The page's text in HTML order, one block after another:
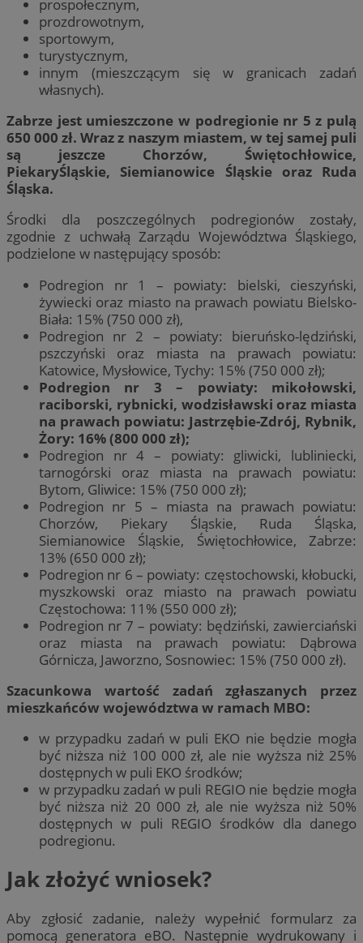
prospołecznym,
prozdrowotnym,
sportowym,
turystycznym,
innym (mieszczącym się w granicach zadań
własnych).
Zabrze jest umieszczone w podregionie nr 5 z pulą
650 000 zł. Wraz z naszym miastem, w tej samej puli
są jeszcze Chorzów, Świętochłowice,
PiekaryŚląskie, Siemianowice Śląskie oraz Ruda
Śląska.
Środki dla poszczególnych podregionów zostały,
zgodnie z uchwałą Zarządu Województwa Śląskiego,
podzielone w następujący sposób:
Podregion nr 1 – powiaty: bielski, cieszyński,
żywiecki oraz miasto na prawach powiatu Bielsko-
Biała: 15% (750 000 zł),
Podregion nr 2 – powiaty: bieruńsko-lędziński,
pszczyński oraz miasta na prawach powiatu:
Katowice, Mysłowice, Tychy: 15% (750 000 zł);
Podregion nr 3 – powiaty: mikołowski,
raciborski, rybnicki, wodzisławski oraz miasta
na prawach powiatu: Jastrzębie-Zdrój, Rybnik,
Żory: 16% (800 000 zł);
Podregion nr 4 – powiaty: gliwicki, lubliniecki,
tarnogórski oraz miasta na prawach powiatu:
Bytom, Gliwice: 15% (750 000 zł);
Podregion nr 5 – miasta na prawach powiatu:
Chorzów, Piekary Śląskie, Ruda Śląska,
Siemianowice Śląskie, Świętochłowice, Zabrze:
13% (650 000 zł);
Podregion nr 6 – powiaty: częstochowski, kłobucki,
myszkowski oraz miasto na prawach powiatu
Częstochowa: 11% (550 000 zł);
Podregion nr 7 – powiaty: będziński, zawierciański
oraz miasta na prawach powiatu: Dąbrowa
Górnicza, Jaworzno, Sosnowiec: 15% (750 000 zł).
Szacunkowa wartość zadań zgłaszanych przez
mieszkańców województwa w ramach MBO:
w przypadku zadań w puli EKO nie będzie mogła
być niższa niż 100 000 zł, ale nie wyższa niż 25%
dostępnych w puli EKO środków;
w przypadku zadań w puli REGIO nie będzie mogła
być niższa niż 20 000 zł, ale nie wyższa niż 50%
dostępnych w puli REGIO środków dla danego
podregionu.
Jak złożyć wniosek?
Aby zgłosić zadanie, należy wypełnić formularz za
pomocą generatora eBO. Następnie wydrukowany i